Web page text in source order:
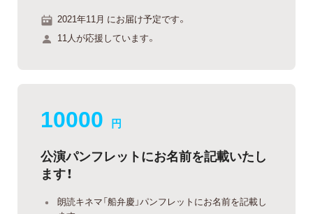
2021年11月 にお届け予定です。
11人が応援しています。
10000 円
公演パンフレットにお名前を記載いたし
ます！
朗読キネマ「船弁慶」パンフレットにお名前を記載し